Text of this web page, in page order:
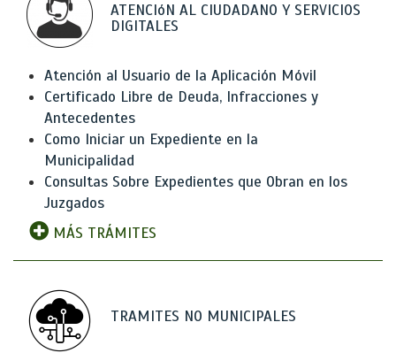
ATENCIóN AL CIUDADANO Y SERVICIOS
DIGITALES
Atención al Usuario de la Aplicación Móvil
Certificado Libre de Deuda, Infracciones y
Antecedentes
Como Iniciar un Expediente en la
Municipalidad
Consultas Sobre Expedientes que Obran en los
Juzgados
MÁS TRÁMITES
TRAMITES NO MUNICIPALES